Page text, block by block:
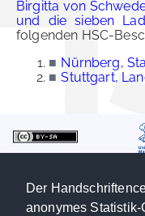
Der
anonymes
Birgitta von
und die sieben
folgenden HSC-
■ Nürnberg,
■ Stuttgart,